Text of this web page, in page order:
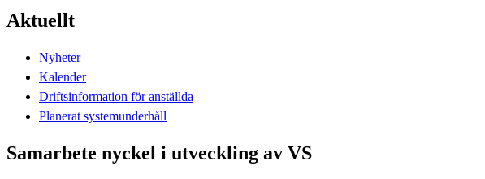
Aktuellt
Nyheter
Kalender
Driftsinformation för anställda
Planerat systemunderhåll
Samarbete nyckel i utveckling av VS